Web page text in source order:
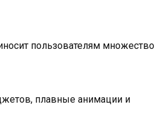
пользователям множество
плавные анимации и